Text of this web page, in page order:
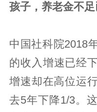
孩子，养老金不
中国社科院2018
的收入增速已经
增速却在高位运
去5年下降1/3。